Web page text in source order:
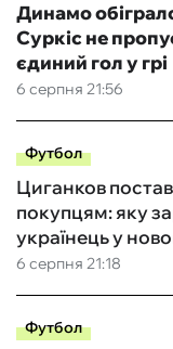
6 серпня 21:56
Динамо
Суркіс не
єдиний гол у грі
Футбол
6 серпня 21:18
Циганков
покупцям: яку
українець у
Футбол